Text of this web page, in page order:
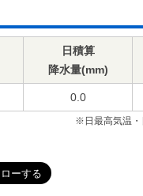
日積算
降水量(mm)
0.0
※日最高気温・